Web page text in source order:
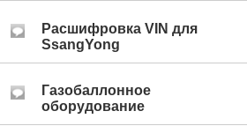
Расшифровка VIN для
SsangYong
Газобаллонное
оборудование